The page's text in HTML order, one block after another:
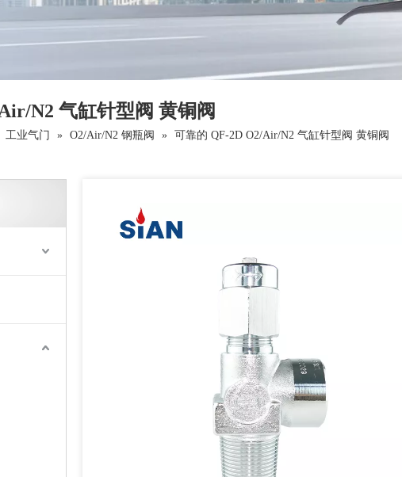
N2 气缸针型阀 黄铜阀
工业气门 » O2/Air/N2 钢瓶阀 » 可靠的 QF-2D O2/Air/N2 气缸针型阀 黄铜阀